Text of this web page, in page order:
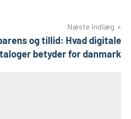
Næste indlæg
og tillid: Hvad digitale
betyder for danmark